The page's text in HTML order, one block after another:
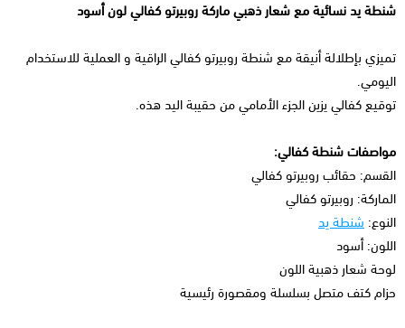
شنطة يد نسائية مع شعار ذهبي ماركة روبيرتو كفالي لون أسود
تميزي بإطلالة أنيقة مع شنطة روبيرتو كفاليالراقية و العملية للاستخدام
اليومي.
توقيع كفالي يزين الجزء الأمامي من حقيبة اليد هذه.
مواصفات شنطةكفالي:
القسم: حقائب روبيرتو كفالي
الماركة: روبيرتو كفالي
النوع: شنطة يد
اللون:أسود
لوحة شعار ذهبية اللون
حزام كتف متصل بسلسلة ومقصورة رئيسية